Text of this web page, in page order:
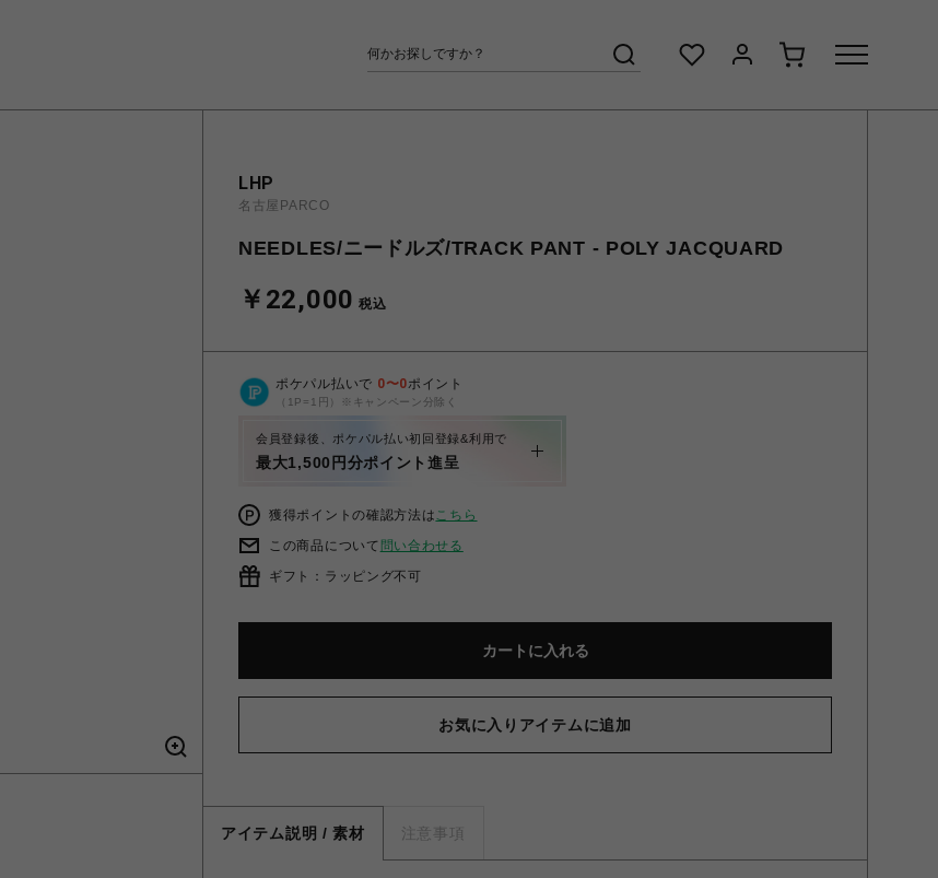
LHP
名古屋PARCO
NEEDLES/ニードルズ/TRACK PANT - POLY JACQUARD
￥22,000 税込
ポケパル払いで 0〜0ポイント
（1P=1円）※キャンペーン分除く
会員登録後、ポケパル払い初回登録&利用で
最大1,500円分ポイント進呈
獲得ポイントの確認方法はこちら
この商品について 問い合わせる
ギフト：ラッピング不可
カートに入れる
お気に入りアイテムに追加
アイテム説明 / 素材 注意事項